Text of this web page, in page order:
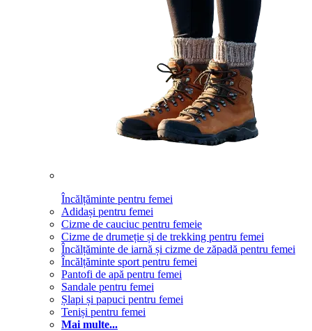
Încălțăminte pentru femei
Adidași pentru femei
Cizme de cauciuc pentru femeie
Cizme de drumeție și de trekking pentru femei
Încălțăminte de iarnă și cizme de zăpadă pentru femei
Încălțăminte sport pentru femei
Pantofi de apă pentru femei
Sandale pentru femei
Șlapi și papuci pentru femei
Teniși pentru femei
Mai multe...